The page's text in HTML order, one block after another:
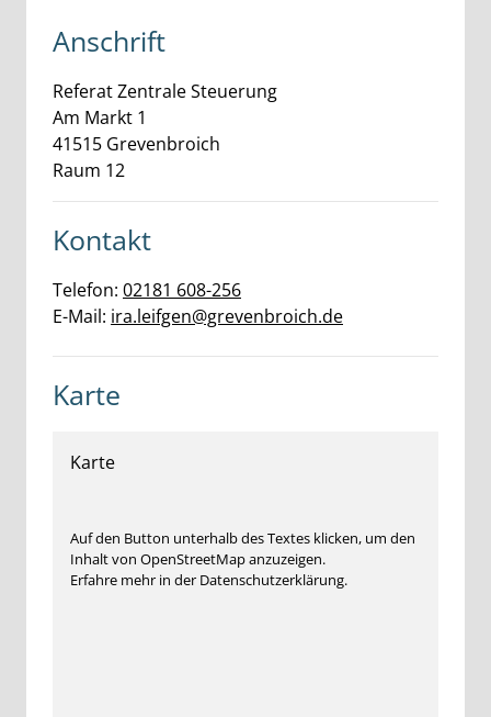
Anschrift
Referat Zentrale Steuerung
Am Markt 1
41515 Grevenbroich
Raum 12
Kontakt
Telefon: 02181 608-256
E-Mail: ira.leifgen@grevenbroich.de
Karte
Karte
Auf den Button unterhalb des Textes klicken, um den
Inhalt von OpenStreetMap anzuzeigen.
Erfahre mehr in der Datenschutzerklärung.